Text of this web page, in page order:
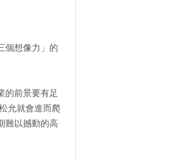
個想像力」的
的前景要有足
允就會進而爬
難以撼動的高